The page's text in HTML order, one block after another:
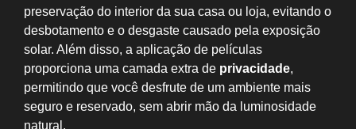
preservação do interior da sua casa ou loja, evitando o
desbotamento e o desgaste causado pela exposição
solar. Além disso, a aplicação de películas
proporciona uma camada extra de privacidade,
permitindo que você desfrute de um ambiente mais
seguro e reservado, sem abrir mão da luminosidade
natural.